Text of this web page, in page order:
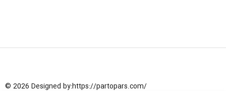
© 2026 Designed by:https://partopars.com/